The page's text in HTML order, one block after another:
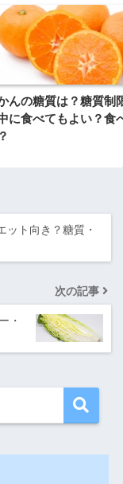
んの糖質は？糖質制
に食べてもよい？食
ット向き？糖質・
次の記事
・